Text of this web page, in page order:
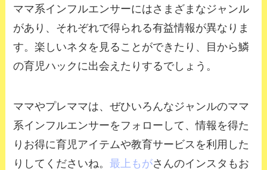
ママ系インフルエンサーにはさまざまなジャンル
があり、それぞれで得られる有益情報が異なりま
す。楽しいネタを見ることができたり、目から鱗
の育児ハックに出会えたりするでしょう。
ママやプレママは、ぜひいろんなジャンルのママ
系インフルエンサーをフォローして、情報を得た
りお得に育児アイテムや教育サービスを利用した
りしてくださいね。最上もがさんのインスタもお